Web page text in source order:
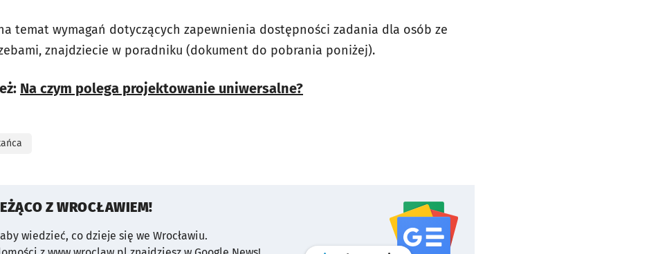
temat wymagań dotyczących zapewnienia dostępności zadania dla osób ze
znajdziecie w poradniku (dokument do pobrania poniżej).
Na czym polega projektowanie uniwersalne?
Z WROCŁAWIEM!
wiedzieć, co dzieje się we Wrocławiu.